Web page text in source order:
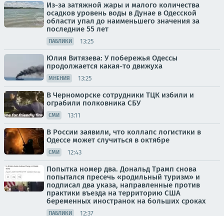
Из-за затяжной жары и малого количества
осадков уровень воды в Дунае в Одесской
области упал до наименьшего значения за
последние 55 лет
ПАБЛИКИ 13:25
Юлия Витязева: У побережья Одессы
продолжается какая-то движуха
МНЕНИЯ 13:25
В Черноморске сотрудники ТЦК избили и
ограбили полковника СБУ
СМИ 13:11
В России заявили, что коллапс логистики в
Одессе может случиться в октябре
СМИ 12:43
Попытка номер два. Дональд Трамп снова
попытался пресечь «родильный туризм» и
подписал два указа, направленные против
практики въезда на территорию США
беременных иностранок на больших сроках
ПАБЛИКИ 12:37